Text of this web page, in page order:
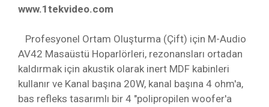
www.1tekvideo.com
Profesyonel Ortam Oluşturma (Çift) için M-Audio
AV42 Masaüstü Hoparlörleri, rezonansları ortadan
kaldırmak için akustik olarak inert MDF kabinleri
kullanır ve Kanal başına 20W, kanal başına 4 ohm'a,
bas refleks tasarımlı bir 4 "polipropilen woofer'a